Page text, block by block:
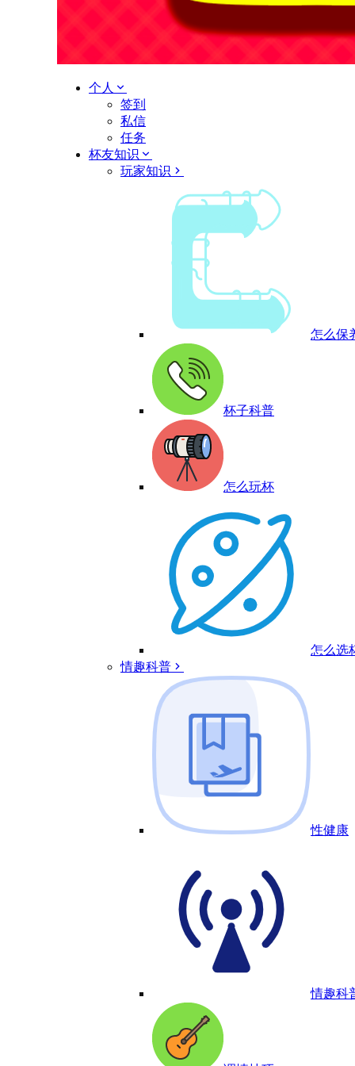
个人
签到
私信
任务
杯友知识
玩家知识
怎么保
杯子科普
怎么玩杯
怎么选
情趣科普
性健康
情趣科